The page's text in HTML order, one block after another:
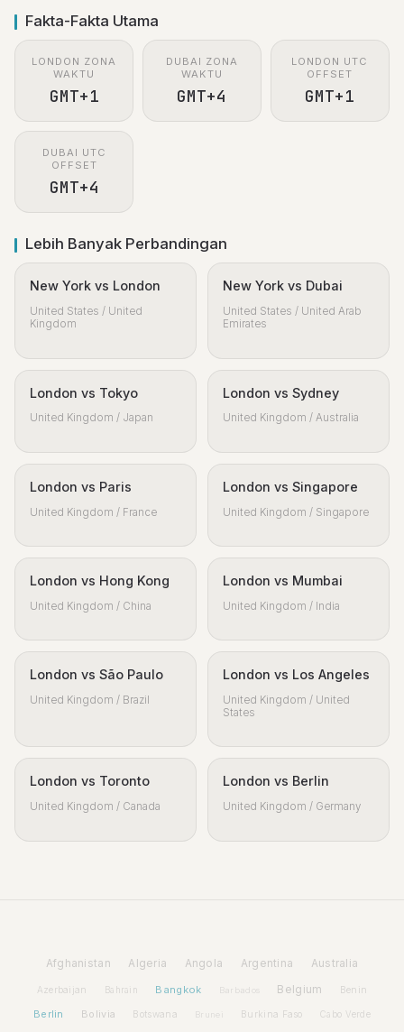
Fakta-Fakta Utama
LONDON ZONA
WAKTU
GMT+1
DUBAI ZONA
WAKTU
GMT+4
LONDON UTC
OFFSET
GMT+1
DUBAI UTC
OFFSET
GMT+4
Lebih Banyak Perbandingan
New York vs London
United States / United
Kingdom
New York vs Dubai
United States / United Arab
Emirates
London vs Tokyo
United Kingdom / Japan
London vs Sydney
United Kingdom / Australia
London vs Paris
United Kingdom / France
London vs Singapore
United Kingdom / Singapore
London vs Hong Kong
United Kingdom / China
London vs Mumbai
United Kingdom / India
London vs São Paulo
United Kingdom / Brazil
London vs Los Angeles
United Kingdom / United
States
London vs Toronto
United Kingdom / Canada
London vs Berlin
United Kingdom / Germany
Afghanistan Algeria Angola Argentina Australia
Azerbaijan Bahrain Bangkok Barbados Belgium Benin
Berlin Bolivia Botswana Brunei Burkina Faso Cabo Verde